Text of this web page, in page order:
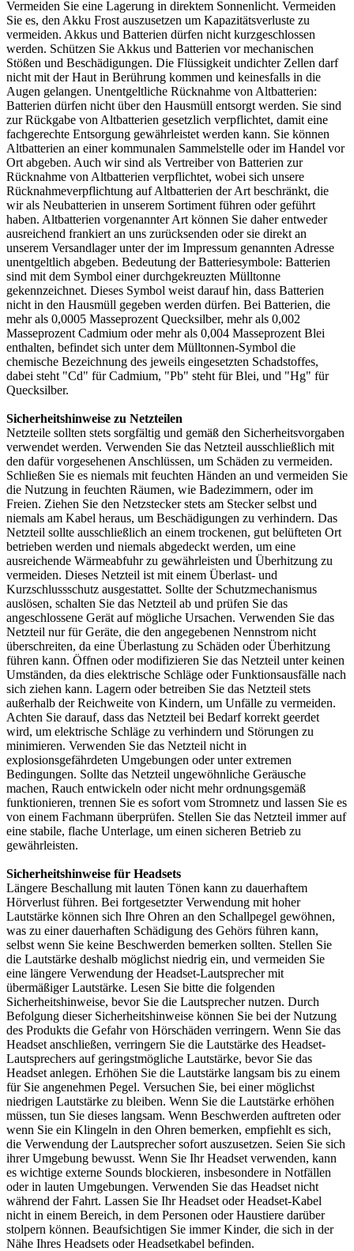
Vermeiden Sie eine Lagerung in direktem Sonnenlicht. Vermeiden
Sie es, den Akku Frost auszusetzen um Kapazitätsverluste zu
vermeiden. Akkus und Batterien dürfen nicht kurzgeschlossen
werden. Schützen Sie Akkus und Batterien vor mechanischen
Stößen und Beschädigungen. Die Flüssigkeit undichter Zellen darf
nicht mit der Haut in Berührung kommen und keinesfalls in die
Augen gelangen. Unentgeltliche Rücknahme von Altbatterien:
Batterien dürfen nicht über den Hausmüll entsorgt werden. Sie sind
zur Rückgabe von Altbatterien gesetzlich verpflichtet, damit eine
fachgerechte Entsorgung gewährleistet werden kann. Sie können
Altbatterien an einer kommunalen Sammelstelle oder im Handel vor
Ort abgeben. Auch wir sind als Vertreiber von Batterien zur
Rücknahme von Altbatterien verpflichtet, wobei sich unsere
Rücknahmeverpflichtung auf Altbatterien der Art beschränkt, die
wir als Neubatterien in unserem Sortiment führen oder geführt
haben. Altbatterien vorgenannter Art können Sie daher entweder
ausreichend frankiert an uns zurücksenden oder sie direkt an
unserem Versandlager unter der im Impressum genannten Adresse
unentgeltlich abgeben. Bedeutung der Batteriesymbole: Batterien
sind mit dem Symbol einer durchgekreuzten Mülltonne
gekennzeichnet. Dieses Symbol weist darauf hin, dass Batterien
nicht in den Hausmüll gegeben werden dürfen. Bei Batterien, die
mehr als 0,0005 Masseprozent Quecksilber, mehr als 0,002
Masseprozent Cadmium oder mehr als 0,004 Masseprozent Blei
enthalten, befindet sich unter dem Mülltonnen-Symbol die
chemische Bezeichnung des jeweils eingesetzten Schadstoffes,
dabei steht "Cd" für Cadmium, "Pb" steht für Blei, und "Hg" für
Quecksilber.
Sicherheitshinweise zu Netzteilen
Netzteile sollten stets sorgfältig und gemäß den Sicherheitsvorgaben
verwendet werden. Verwenden Sie das Netzteil ausschließlich mit
den dafür vorgesehenen Anschlüssen, um Schäden zu vermeiden.
Schließen Sie es niemals mit feuchten Händen an und vermeiden Sie
die Nutzung in feuchten Räumen, wie Badezimmern, oder im
Freien. Ziehen Sie den Netzstecker stets am Stecker selbst und
niemals am Kabel heraus, um Beschädigungen zu verhindern. Das
Netzteil sollte ausschließlich an einem trockenen, gut belüfteten Ort
betrieben werden und niemals abgedeckt werden, um eine
ausreichende Wärmeabfuhr zu gewährleisten und Überhitzung zu
vermeiden. Dieses Netzteil ist mit einem Überlast- und
Kurzschlussschutz ausgestattet. Sollte der Schutzmechanismus
auslösen, schalten Sie das Netzteil ab und prüfen Sie das
angeschlossene Gerät auf mögliche Ursachen. Verwenden Sie das
Netzteil nur für Geräte, die den angegebenen Nennstrom nicht
überschreiten, da eine Überlastung zu Schäden oder Überhitzung
führen kann. Öffnen oder modifizieren Sie das Netzteil unter keinen
Umständen, da dies elektrische Schläge oder Funktionsausfälle nach
sich ziehen kann. Lagern oder betreiben Sie das Netzteil stets
außerhalb der Reichweite von Kindern, um Unfälle zu vermeiden.
Achten Sie darauf, dass das Netzteil bei Bedarf korrekt geerdet
wird, um elektrische Schläge zu verhindern und Störungen zu
minimieren. Verwenden Sie das Netzteil nicht in
explosionsgefährdeten Umgebungen oder unter extremen
Bedingungen. Sollte das Netzteil ungewöhnliche Geräusche
machen, Rauch entwickeln oder nicht mehr ordnungsgemäß
funktionieren, trennen Sie es sofort vom Stromnetz und lassen Sie es
von einem Fachmann überprüfen. Stellen Sie das Netzteil immer auf
eine stabile, flache Unterlage, um einen sicheren Betrieb zu
gewährleisten.
Sicherheitshinweise für Headsets
Längere Beschallung mit lauten Tönen kann zu dauerhaftem
Hörverlust führen. Bei fortgesetzter Verwendung mit hoher
Lautstärke können sich Ihre Ohren an den Schallpegel gewöhnen,
was zu einer dauerhaften Schädigung des Gehörs führen kann,
selbst wenn Sie keine Beschwerden bemerken sollten. Stellen Sie
die Lautstärke deshalb möglichst niedrig ein, und vermeiden Sie
eine längere Verwendung der Headset-Lautsprecher mit
übermäßiger Lautstärke. Lesen Sie bitte die folgenden
Sicherheitshinweise, bevor Sie die Lautsprecher nutzen. Durch
Befolgung dieser Sicherheitshinweise können Sie bei der Nutzung
des Produkts die Gefahr von Hörschäden verringern. Wenn Sie das
Headset anschließen, verringern Sie die Lautstärke des Headset-
Lautsprechers auf geringstmögliche Lautstärke, bevor Sie das
Headset anlegen. Erhöhen Sie die Lautstärke langsam bis zu einem
für Sie angenehmen Pegel. Versuchen Sie, bei einer möglichst
niedrigen Lautstärke zu bleiben. Wenn Sie die Lautstärke erhöhen
müssen, tun Sie dieses langsam. Wenn Beschwerden auftreten oder
wenn Sie ein Klingeln in den Ohren bemerken, empfiehlt es sich,
die Verwendung der Lautsprecher sofort auszusetzen. Seien Sie sich
ihrer Umgebung bewusst. Wenn Sie Ihr Headset verwenden, kann
es wichtige externe Sounds blockieren, insbesondere in Notfällen
oder in lauten Umgebungen. Verwenden Sie das Headset nicht
während der Fahrt. Lassen Sie Ihr Headset oder Headset-Kabel
nicht in einem Bereich, in dem Personen oder Haustiere darüber
stolpern können. Beaufsichtigen Sie immer Kinder, die sich in der
Nähe Ihres Headsets oder Headsetkabel befinden.